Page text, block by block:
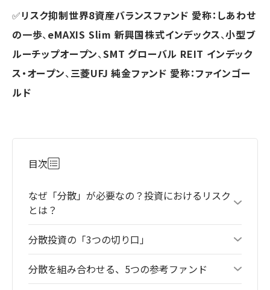
✅リスク抑制世界8資産バランスファンド 愛称：しあわせ
の一歩、eMAXIS Slim 新興国株式インデックス、小型ブ
ルーチップオープン、SMT グローバル REIT インデック
ス・オープン、三菱UFJ 純金ファンド 愛称：ファインゴー
ルド
目次
なぜ「分散」が必要なの？投資におけるリスク
とは？
分散投資の「3つの切り口」
分散を組み合わせる、5つの参考ファンド